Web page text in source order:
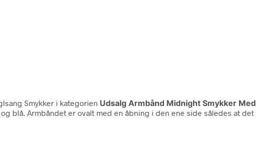
Smykker i kategorien Udsalg Armbånd Midnight Smykker Med
blå. Armbåndet er ovalt med en åbning i den ene side således at det